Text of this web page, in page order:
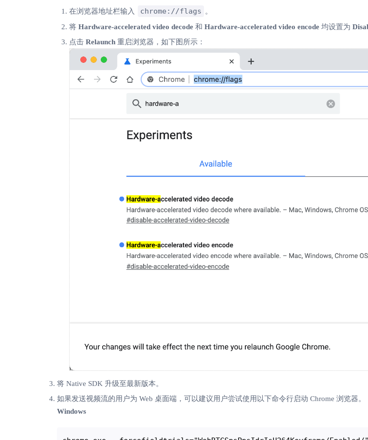
在浏览器地址栏输入
chrome://flags
。
将 Hardware-accelerated video decode 和 Hardware-accelerated video encode 均设置为
点击 Relaunch 重启浏览器，如下图所示：
将 Native SDK 升级至最新版本。
如果发送视频流的用户为 Web 桌面端，可以建议用户尝试使用以下命令行启动 Chrome 浏览器。
Windows